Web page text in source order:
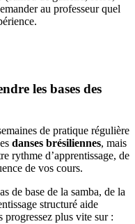
au professeur quel
les bases des
de pratique régulière
danses brésiliennes, mais
rythme d’apprentissage, de
de vos cours.
de base de la samba, de la
structuré aide
progressez plus vite sur :